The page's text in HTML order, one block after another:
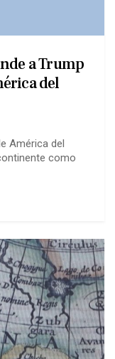
a Trump
del
América del
como